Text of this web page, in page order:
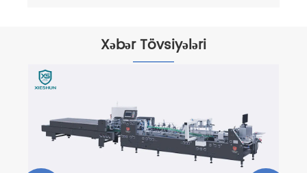
Xəbər Tövsiyələri